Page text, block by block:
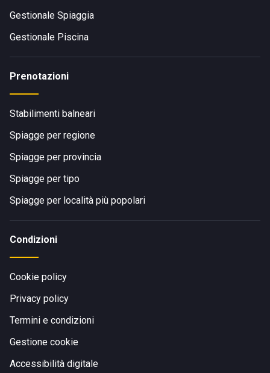
Gestionale Spiaggia
Gestionale Piscina
Prenotazioni
Stabilimenti balneari
Spiagge per regione
Spiagge per provincia
Spiagge per tipo
Spiagge per località più popolari
Condizioni
Cookie policy
Privacy policy
Termini e condizioni
Gestione cookie
Accessibilità digitale